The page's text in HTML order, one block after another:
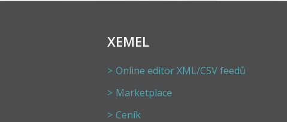
XEMEL
Online editor XML/CSV feedů
Marketplace
Ceník